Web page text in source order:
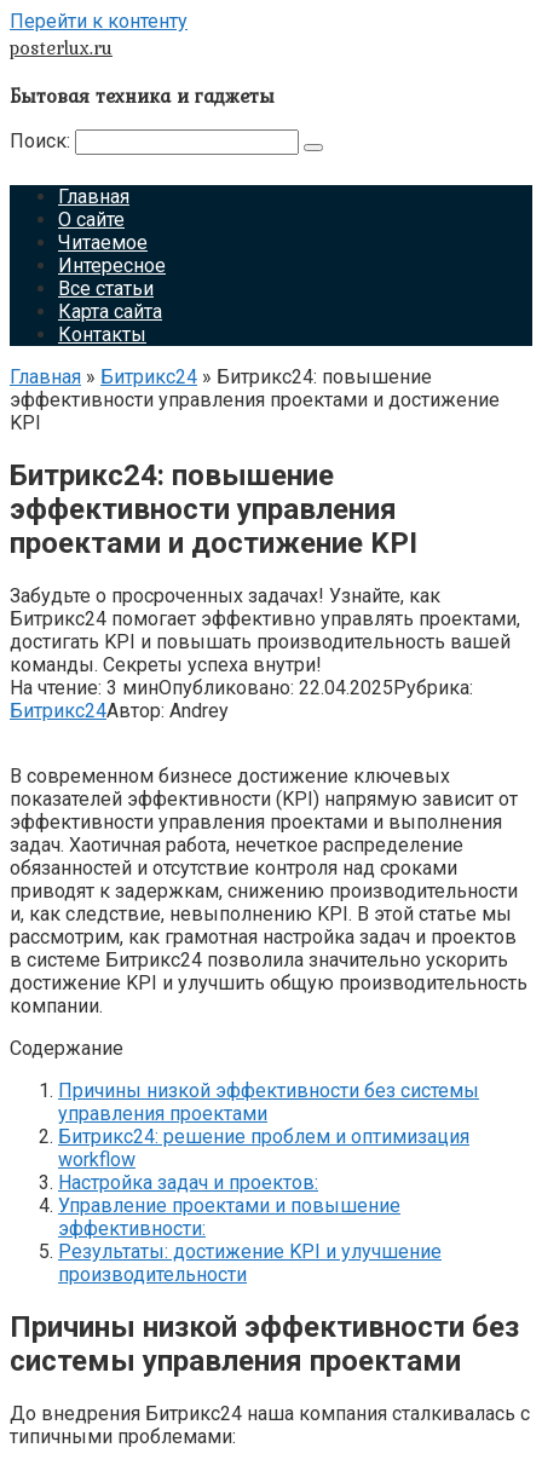
Перейти к контенту
posterlux.ru
Бытовая техника и гаджеты
Поиск:
Главная
О сайте
Читаемое
Интересное
Все статьи
Карта сайта
Контакты
Главная » Битрикс24 » Битрикс24: повышение
эффективности управления проектами и достижение
KPI
Битрикс24: повышение
эффективности управления
проектами и достижение KPI
Забудьте о просроченных задачах! Узнайте, как
Битрикс24 помогает эффективно управлять проектами,
достигать KPI и повышать производительность вашей
команды. Секреты успеха внутри!
На чтение: 3 минОпубликовано: 22.04.2025Рубрика:
Битрикс24Автор: Andrey
В современном бизнесе достижение ключевых
показателей эффективности (KPI) напрямую зависит от
эффективности управления проектами и выполнения
задач. Хаотичная работа, нечеткое распределение
обязанностей и отсутствие контроля над сроками
приводят к задержкам, снижению производительности
и, как следствие, невыполнению KPI. В этой статье мы
рассмотрим, как грамотная настройка задач и проектов
в системе Битрикс24 позволила значительно ускорить
достижение KPI и улучшить общую производительность
компании.
Содержание
Причины низкой эффективности без системы
управления проектами
Битрикс24: решение проблем и оптимизация
workflow
Настройка задач и проектов:
Управление проектами и повышение
эффективности:
Результаты: достижение KPI и улучшение
производительности
Причины низкой эффективности без
системы управления проектами
До внедрения Битрикс24 наша компания сталкивалась с
типичными проблемами: